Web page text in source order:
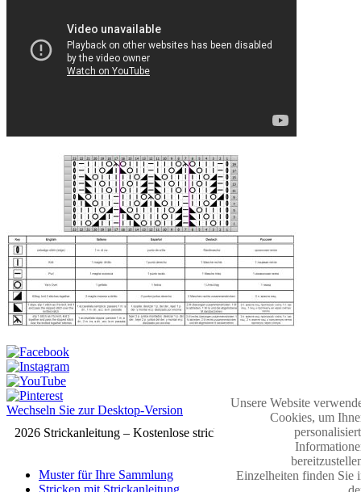
Wechseln Sie zur Desktop-Version
2026 Strickanleitung – Kostenlose strickmuster
Muster für Ihre Sammlung
Stricken mit Strickanleitung
Unsere Website
Cookies, um
Einzelheiten finden Sie